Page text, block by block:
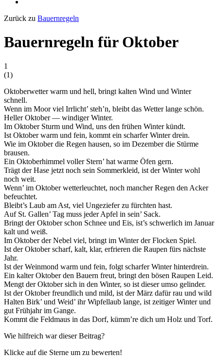
Zurück zu Bauernregeln
Bauernregeln für Oktober
1
(1)
Oktoberwetter warm und hell, bringt kalten Wind und Winter
schnell.
Wenn im Moor viel Irrlicht’ steh’n, bleibt das Wetter lange schön.
Heller Oktober — windiger Winter.
Im Oktober Sturm und Wind, uns den frühen Winter kündt.
Ist Oktober warm und fein, kommt ein scharfer Winter drein.
Wie im Oktober die Regen hausen, so im Dezember die Stürme
brausen.
Ein Oktoberhimmel voller Stern’ hat warme Öfen gern.
Trägt der Hase jetzt noch sein Sommerkleid, ist der Winter wohl
noch weit.
Wenn’ im Oktober wetterleuchtet, noch mancher Regen den Acker
befeuchtet.
Bleibt’s Laub am Ast, viel Ungeziefer zu fürchten hast.
Auf St. Gallen’ Tag muss jeder Apfel in sein’ Sack.
Bringt der Oktober schon Schnee und Eis, ist’s schwerlich im Januar
kalt und weiß.
Im Oktober der Nebel viel, bringt im Winter der Flocken Spiel.
Ist der Oktober scharf, kalt, klar, erfrieren die Raupen fürs nächste
Jahr.
Ist der Weinmond warm und fein, folgt scharfer Winter hinterdrein.
Ein kalter Oktober den Bauern freut, bringt den bösen Raupen Leid.
Mengt der Oktober sich in den Winter, so ist dieser umso gelinder.
Ist der Oktober freundlich und mild, ist der März dafür rau und wild
Halten Birk’ und Weid’ ihr Wipfellaub lange, ist zeitiger Winter und
gut Frühjahr im Gange.
Kommt die Feldmaus in das Dorf, kümm’re dich um Holz und Torf.
Wie hilfreich war dieser Beitrag?
Klicke auf die Sterne um zu bewerten!